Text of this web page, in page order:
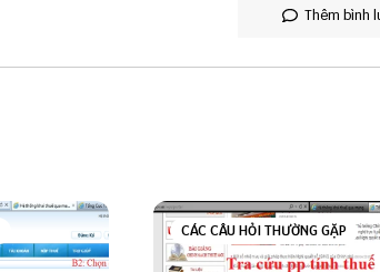
Thêm bình
CÁC CÂU HỎI THƯỜNG GẶP